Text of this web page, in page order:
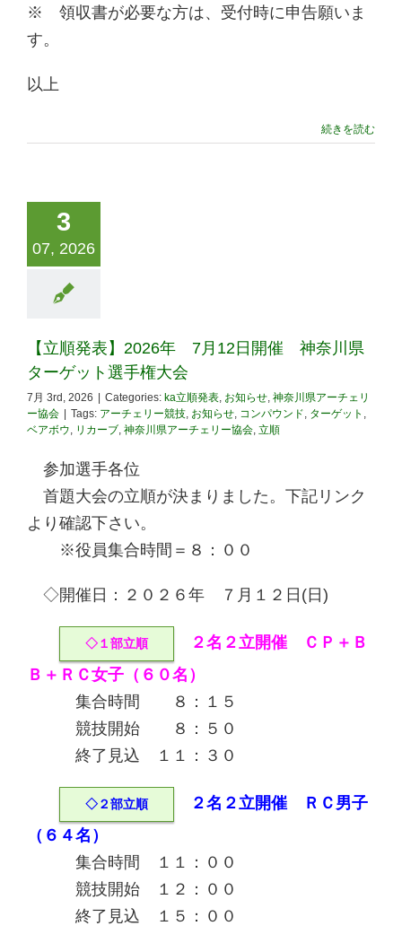
※ 領収書が必要な方は、受付時に申告願いま
す。
以上
続きを読む
3
07, 2026
【立順発表】2026年 7月12日開催 神奈川県
ターゲット選手権大会
7月 3rd, 2026 Categories: ka立順発表, お知らせ, 神奈川県アーチェリ
ー協会
Tags: アーチェリー競技, お知らせ, コンパウンド, ターゲット ,
ベアボウ, リカーブ, 神奈川県アーチェリー協会, 立順
参加選手各位
首題大会の立順が決まりました。下記リンク
より確認下さい。
※役員集合時間＝８：００
◇開催日：２０２６年 ７月１２日(日)
◇１部立順
２名２立開催 ＣＰ＋Ｂ
Ｂ＋ＲＣ女子（６０名）
集合時間 ８：１５
競技開始 ８：５０
終了見込 １１：３０
◇２部立順
２名２立開催 ＲＣ男子
（６４名）
集合時間 １１：００
競技開始 １２：００
終了見込 １５：００